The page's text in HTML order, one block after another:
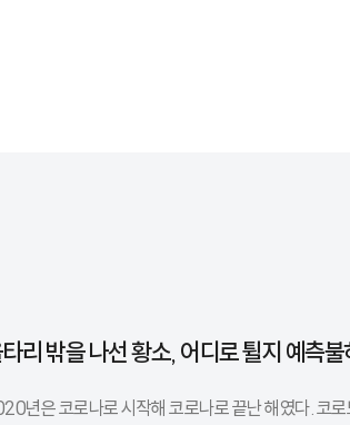
리 밖을 나선 황소, 어디로 튈지 예측
년은 코로나로 시작해 코로나로 끝난 해였다. 코